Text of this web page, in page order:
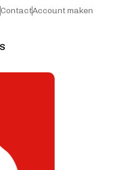
ContactAccount maken